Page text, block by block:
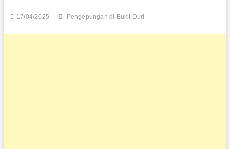
17/04/2025 Pengepungan di Bukit Duri